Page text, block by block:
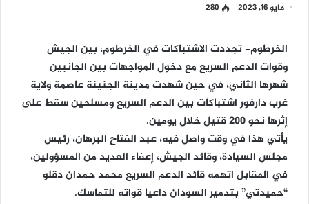
مايو 16, 2023 280
الخرطوم-تجددت الاشتباكات في الخرطوم، بين الجيش
وقوات الدعم السريع مع دخول المواجهات بين الجانبين
شهرها الثاني، في حين شهدت مدينة الجنينة عاصمة ولاية
غرب دارفور اشتباكات بين الدعم السريع ومسلحين سقط على
إثرها نحو 200 قتيل خلال يومين.
يأتي هذا في وقت واصل فيه، عبد الفتاح البرهان، رئيس
مجلس السيادة، وقائد الجيش، إعفاء العديد من المسؤولين،
في المقابل اتهمه قائد الدعم السريع محمد حمدان دقلو
“حميدتي” بتدمير السودان داعيا قواته للتماسك.